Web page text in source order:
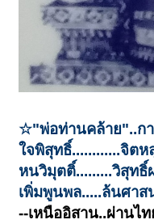
☆"พ่อท่านคล้าย"..กา
ใจพิสุทธิ์............จิต
หนวิมุตติ์.........วิสุทธิ์
เพิ่มพูนพล.....ล้นศาส
--เหนืออิสาน..ผ่านไ